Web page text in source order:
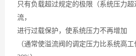
只有负载超过规定的极限（系统压力
流，
进行过载保护，使系统压力不再增加
（通常使溢流阀的调定压力比系统高